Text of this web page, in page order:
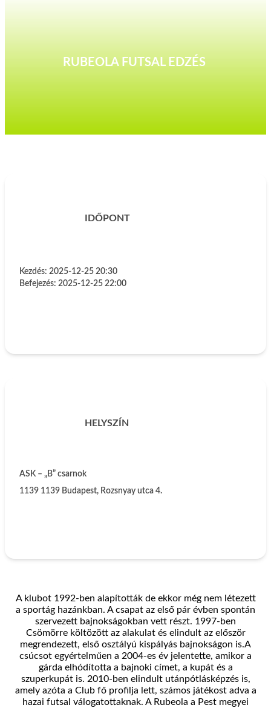
RUBEOLA FUTSAL EDZÉS
IDŐPONT
Kezdés: 2025-12-25 20:30
Befejezés: 2025-12-25 22:00
HELYSZÍN
ASK – „B” csarnok
1139 1139 Budapest, Rozsnyay utca 4.
A klubot 1992-ben alapították de ekkor még nem létezett
a sportág hazánkban. A csapat az első pár évben spontán
szervezett bajnokságokban vett részt. 1997-ben
Csömörre költözött az alakulat és elindult az először
megrendezett, első osztályú kispályás bajnokságon is.A
csúcsot egyértelműen a 2004-es év jelentette, amikor a
gárda elhódította a bajnoki címet, a kupát és a
szuperkupát is. 2010-ben elindult utánpótlásképzés is,
amely azóta a Club fő profilja lett, számos játékost adva a
hazai futsal válogatottaknak. A Rubeola a Pest megyei